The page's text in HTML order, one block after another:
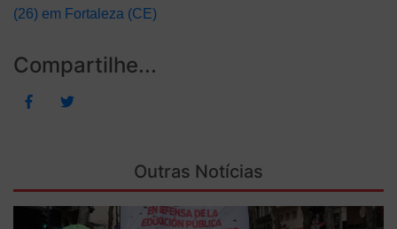
(26) em Fortaleza (CE)
Compartilhe...
Outras Notícias